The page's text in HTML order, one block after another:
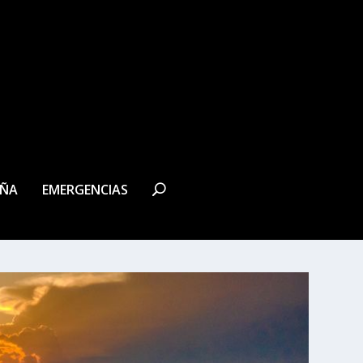
EMERGENCIAS